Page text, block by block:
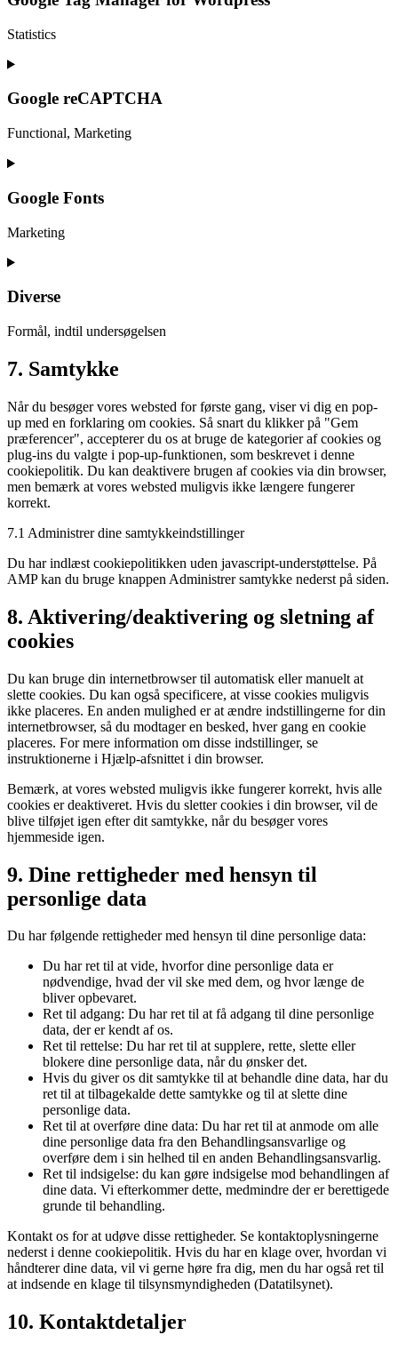
pixelyoursite
Statistics
Consent
service
google-
tag-
for-
Google reCAPTCHA
Functional, Marketing
Consent
service
google-
recaptcha
Google Fonts
Marketing
Consent
service
fonts
Diverse
Formål, indtil undersøgelsen
Consent
to
diverse
7. Samtykke
Når du besøger vores websted for første gang, viser vi dig en pop-
up med en forklaring om cookies. Så snart du klikker på "Gem
præferencer", accepterer du os at bruge de kategorier af cookies og
plug-ins du valgte i pop-up-funktionen, som beskrevet i denne
cookiepolitik. Du kan deaktivere brugen af ​​cookies via din browser,
men bemærk at vores websted muligvis ikke længere fungerer
korrekt.
7.1 Administrer dine samtykkeindstillinger
Du har indlæst cookiepolitikken uden javascript-understøttelse. På
AMP kan du bruge knappen Administrer samtykke nederst på siden.
8. Aktivering/deaktivering og sletning af
cookies
Du kan bruge din internetbrowser til automatisk eller manuelt at
slette cookies. Du kan også specificere, at visse cookies muligvis
ikke placeres. En anden mulighed er at ændre indstillingerne for din
internetbrowser, så du modtager en besked, hver gang en cookie
placeres. For mere information om disse indstillinger, se
instruktionerne i Hjælp-afsnittet i din browser.
Bemærk, at vores websted muligvis ikke fungerer korrekt, hvis alle
cookies er deaktiveret. Hvis du sletter cookies i din browser, vil de
blive tilføjet igen efter dit samtykke, når du besøger vores
hjemmeside igen.
9. Dine rettigheder med hensyn til
personlige data
Du har følgende rettigheder med hensyn til dine personlige data:
Du har ret til at vide, hvorfor dine personlige data er
nødvendige, hvad der vil ske med dem, og hvor længe de
bliver opbevaret.
Ret til adgang: Du har ret til at få adgang til dine personlige
data, der er kendt af os.
Ret til rettelse: Du har ret til at supplere, rette, slette eller
blokere dine personlige data, når du ønsker det.
Hvis du giver os dit samtykke til at behandle dine data, har du
ret til at tilbagekalde dette samtykke og til at slette dine
personlige data.
Ret til at overføre dine data: Du har ret til at anmode om alle
dine personlige data fra den Behandlingsansvarlige og
overføre dem i sin helhed til en anden Behandlingsansvarlig.
Ret til indsigelse: du kan gøre indsigelse mod behandlingen af
​​dine data. Vi efterkommer dette, medmindre der er berettigede
grunde til behandling.
Kontakt os for at udøve disse rettigheder. Se kontaktoplysningerne
nederst i denne cookiepolitik. Hvis du har en klage over, hvordan vi
håndterer dine data, vil vi gerne høre fra dig, men du har også ret til
at indsende en klage til tilsynsmyndigheden (Datatilsynet).
10. Kontaktdetaljer